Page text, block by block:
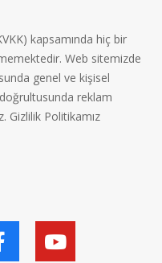
kapsamında hiç bir
Web sitemizde
genel ve kişisel
reklam
Gizlilik Politikamız